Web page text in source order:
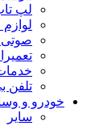
لپ
لوازم
صوتی
تلفن
خودرو و
سایر